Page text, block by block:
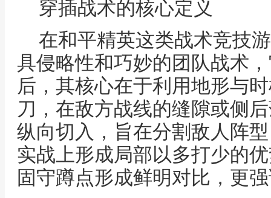
穿插战术的核心定义
在和平精英这类战术竞技
具侵略性和巧妙的团队战术
后，其核心在于利用地形与
刀，在敌方战线的缝隙或侧
纵向切入，旨在分割敌人阵
实战上形成局部以多打少的
固守蹲点形成鲜明对比，更